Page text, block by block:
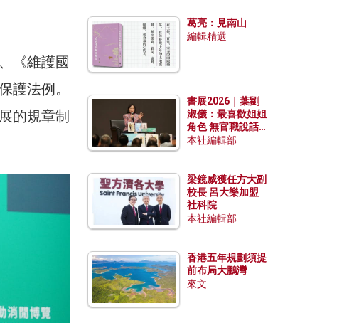
《維護國
護法例。
的規章制
葛亮：見南山
編輯精選
書展2026｜葉劉
淑儀：最喜歡姐姐
角色 無官職說話
包袱少
本社編輯部
梁鏡威獲任方大副
校長 呂大樂加盟
社科院
本社編輯部
香港五年規劃須提
前布局大鵬灣
來文